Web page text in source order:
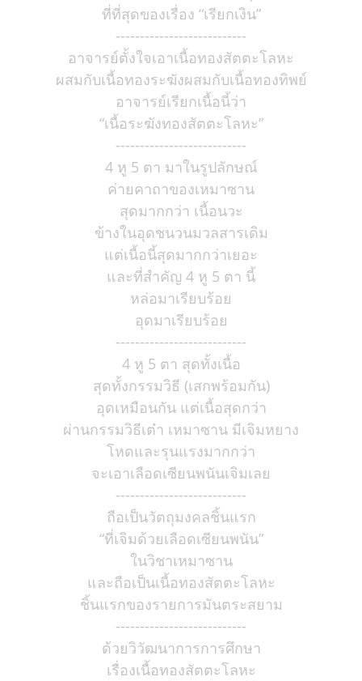
ที่ที่สุดของเรื่อง “เรียกเงิน”
---------------------------
อาจารย์ตั้งใจเอาเนื้อทองสัตตะโลหะ
ผสมกับเนื้อทองระฆังผสมกับเนื้อทองทิพย์
อาจารย์เรียกเนื้อนี้ว่า
“เนื้อระฆังทองสัตตะโลหะ”
---------------------------
4 หู 5 ตา มาในรูปลักษณ์
ค่ายคาถาของเหมาซาน
สุดมากกว่า เนื้อนวะ
ข้างในอุดชนวนมวลสารเดิม
แต่เนื้อนี้สุดมากกว่าเยอะ
และที่สำคัญ 4 หู 5 ตา นี้
หล่อมาเรียบร้อย
อุดมาเรียบร้อย
---------------------------
4 หู 5 ตา สุดทั้งเนื้อ
สุดทั้งกรรมวิธี (เสกพร้อมกัน)
อุดเหมือนกัน แต่เนื้อสุดกว่า
ผ่านกรรมวิธีเต๋า เหมาซาน มีเจิมหยาง
โหดและรุนแรงมากกว่า
จะเอาเลือดเซียนพนันเจิมเลย
---------------------------
ถือเป็นวัตถุมงคลชิ้นแรก
“ที่เจิมด้วยเลือดเซียนพนัน”
ในวิชาเหมาซาน
และถือเป็นเนื้อทองสัตตะโลหะ
ชิ้นแรกของรายการมันตระสยาม
---------------------------
ด้วยวิวัฒนาการการศึกษา
เรื่องเนื้อทองสัตตะโลหะ